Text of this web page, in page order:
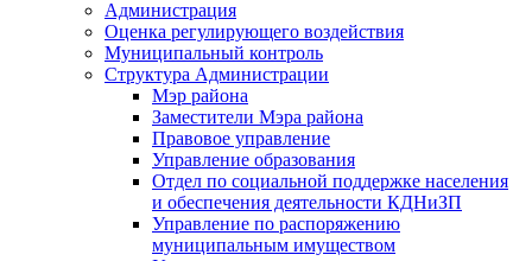
Администрация
Оценка регулирующего воздействия
Муниципальный контроль
Структура Администрации
Мэр района
Заместители Мэра района
Правовое управление
Управление образования
Отдел по социальной поддержке населения
и обеспечения деятельности КДНиЗП
Управление по распоряжению
муниципальным имуществом